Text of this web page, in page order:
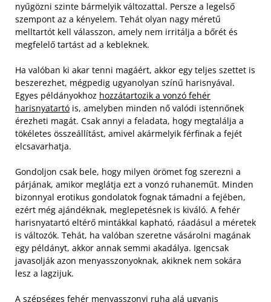
nyűgözni szinte bármelyik változattal. Persze a legelső
szempont az a kényelem. Tehát olyan nagy méretű
melltartót kell válasszon, amely nem irritálja a bőrét és
megfelelő tartást ad a kebleknek.
Ha valóban ki akar tenni magáért, akkor egy teljes szettet is
beszerezhet, mégpedig ugyanolyan színű harisnyával.
Egyes példányokhoz hozzátartozik a vonzó fehér
harisnyatartó is, amelyben minden nő valódi istennőnek
érezheti magát. Csak annyi a feladata, hogy megtalálja a
tökéletes összeállítást, amivel akármelyik férfinak a fejét
elcsavarhatja.
Gondoljon csak bele, hogy milyen örömet fog szerezni a
párjának, amikor meglátja ezt a vonzó ruhaneműt. Minden
bizonnyal erotikus gondolatok fognak támadni a fejében,
ezért még ajándéknak, meglepetésnek is kiváló. A fehér
harisnyatartó eltérő mintákkal kapható, ráadásul a méretek
is változók. Tehát, ha valóban szeretne vásárolni magának
egy példányt, akkor annak semmi akadálya. Igencsak
javasolják azon menyasszonyoknak, akiknek nem sokára
lesz a lagzijuk.
A szépséges fehér menyasszonyi ruha alá ugyanis